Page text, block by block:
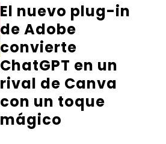
El nuevo plug-in
de Adobe
convierte
ChatGPT en un
rival de Canva
con un toque
mágico